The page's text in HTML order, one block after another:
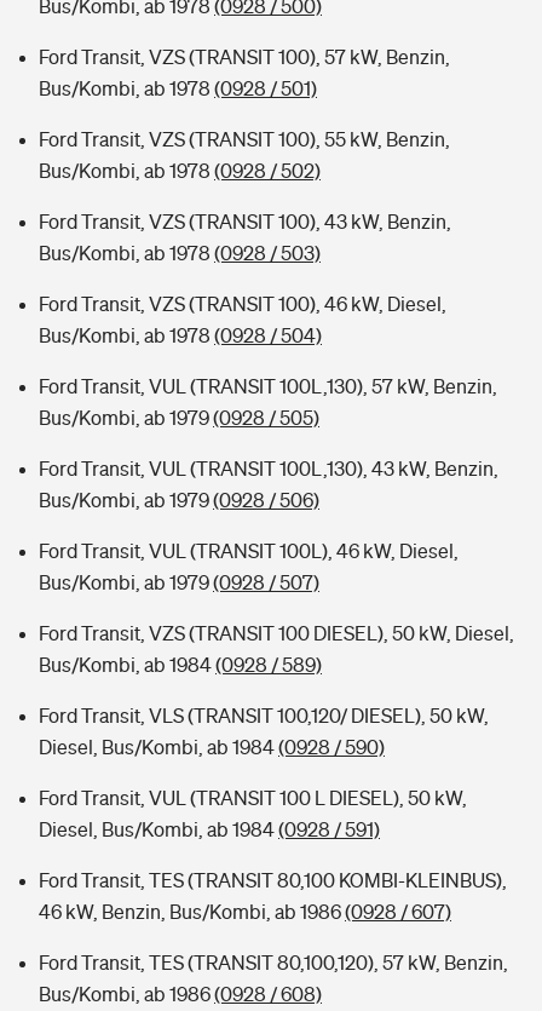
Bus/Kombi, ab 1978 (0928 / 500)
Ford Transit, VZS (TRANSIT 100), 57 kW, Benzin,
Bus/Kombi, ab 1978 (0928 / 501)
Ford Transit, VZS (TRANSIT 100), 55 kW, Benzin,
Bus/Kombi, ab 1978 (0928 / 502)
Ford Transit, VZS (TRANSIT 100), 43 kW, Benzin,
Bus/Kombi, ab 1978 (0928 / 503)
Ford Transit, VZS (TRANSIT 100), 46 kW, Diesel,
Bus/Kombi, ab 1978 (0928 / 504)
Ford Transit, VUL (TRANSIT 100L,130), 57 kW, Benzin,
Bus/Kombi, ab 1979(0928 / 505)
Ford Transit, VUL (TRANSIT 100L,130), 43 kW, Benzin,
Bus/Kombi, ab 1979(0928 / 506)
Ford Transit, VUL (TRANSIT 100L), 46 kW, Diesel,
Bus/Kombi, ab 1979(0928 / 507)
Ford Transit, VZS (TRANSIT 100 DIESEL), 50 kW, Diesel,
Bus/Kombi, ab 1984(0928 / 589)
Ford Transit, VLS (TRANSIT 100,120/ DIESEL), 50 kW,
Diesel, Bus/Kombi, ab 1984(0928 / 590)
Ford Transit, VUL (TRANSIT 100 L DIESEL), 50 kW,
Diesel, Bus/Kombi, ab 1984(0928 / 591)
Ford Transit, TES (TRANSIT 80,100 KOMBI-KLEINBUS),
46 kW, Benzin, Bus/Kombi, ab 1986(0928 / 607)
Ford Transit, TES (TRANSIT 80,100,120), 57 kW, Benzin,
Bus/Kombi, ab 1986(0928 / 608)